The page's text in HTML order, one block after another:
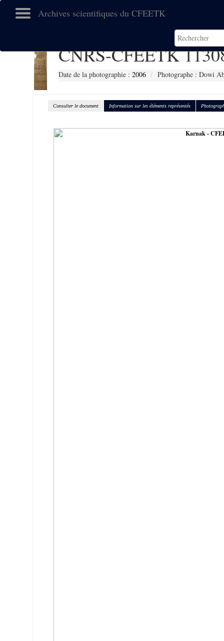
Archives scientifiques du CFEETK
CNRS-CFEETK
Date de la photographie : 2006 Photographe : Dowi
Consulter le document Information sur les éléments représentés